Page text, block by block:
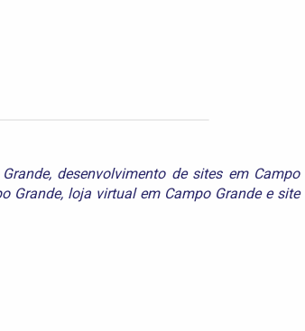
, desenvolvimento de sites em Campo
Grande, loja virtual em Campo Grandee site